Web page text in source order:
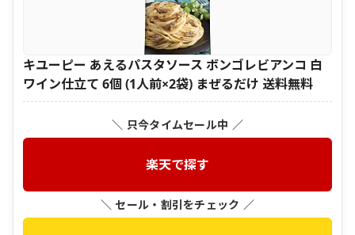
キユーピー あえるパスタソース ボンゴレビアンコ 白
ワイン仕立て 6個 (1人前×2袋) まぜるだけ 送料無料
＼ 只今タイムセール中 ／
楽天で探す
＼ セール・割引をチェック ／